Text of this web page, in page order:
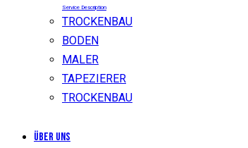
Service Description
TROCKENBAU
BODEN
MALER
TAPEZIERER
TROCKENBAU
Über uns